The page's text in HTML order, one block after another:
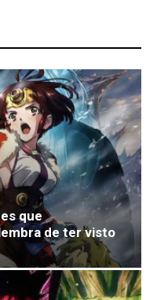
que
de ter visto